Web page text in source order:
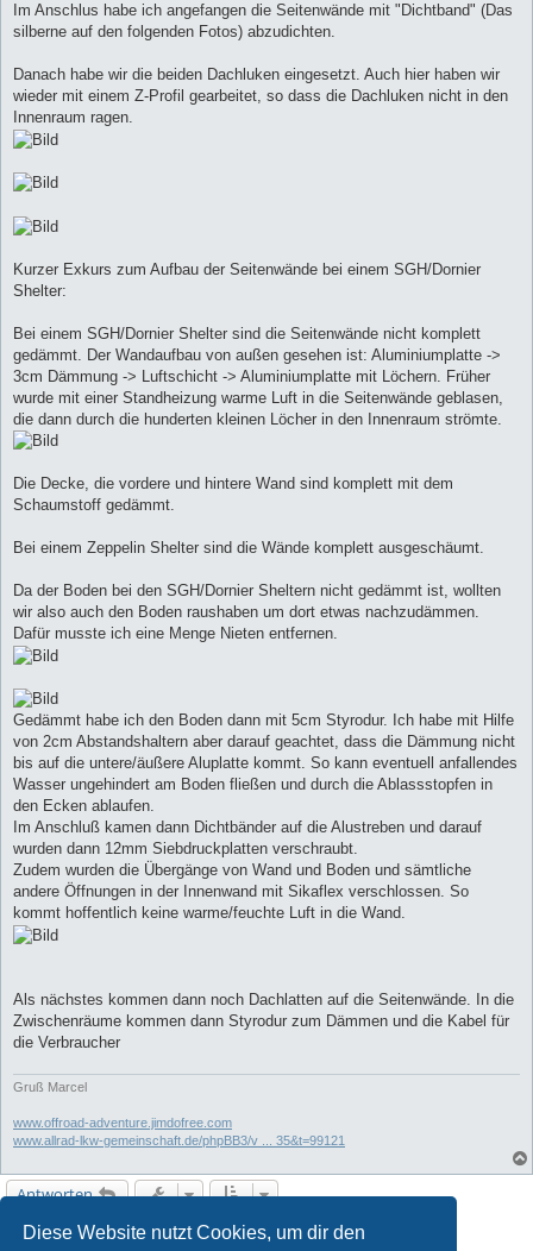
Diese Website nutzt Cookies, um dir den
Im Anschlus habe ich angefangen die Seitenwände mit "Dichtband" (Das
silberne auf den folgenden Fotos) abzudichten.
Danach habe wir die beiden Dachluken eingesetzt. Auch hier haben wir
wieder mit einem Z-Profil gearbeitet, so dass die Dachluken nicht in den
Innenraum ragen.
Kurzer Exkurs zum Aufbau der Seitenwände bei einem SGH/Dornier
Shelter:
Bei einem SGH/Dornier Shelter sind die Seitenwände nicht komplett
gedämmt. Der Wandaufbau von außen gesehen ist: Aluminiumplatte ->
3cm Dämmung -> Luftschicht -> Aluminiumplatte mit Löchern. Früher
wurde mit einer Standheizung warme Luft in die Seitenwände geblasen,
die dann durch die hunderten kleinen Löcher in den Innenraum strömte.
Die Decke, die vordere und hintere Wand sind komplett mit dem
Schaumstoff gedämmt.
Bei einem Zeppelin Shelter sind die Wände komplett ausgeschäumt.
Da der Boden bei den SGH/Dornier Sheltern nicht gedämmt ist, wollten
wir also auch den Boden raushaben um dort etwas nachzudämmen.
Dafür musste ich eine Menge Nieten entfernen.
Gedämmt habe ich den Boden dann mit 5cm Styrodur. Ich habe mit Hilfe
von 2cm Abstandshaltern aber darauf geachtet, dass die Dämmung nicht
bis auf die untere/äußere Aluplatte kommt. So kann eventuell anfallendes
Wasser ungehindert am Boden fließen und durch die Ablassstopfen in
den Ecken ablaufen.
Im Anschluß kamen dann Dichtbänder auf die Alustreben und darauf
wurden dann 12mm Siebdruckplatten verschraubt.
Zudem wurden die Übergänge von Wand und Boden und sämtliche
andere Öffnungen in der Innenwand mit Sikaflex verschlossen. So
kommt hoffentlich keine warme/feuchte Luft in die Wand.
Als nächstes kommen dann noch Dachlatten auf die Seitenwände. In die
Zwischenräume kommen dann Styrodur zum Dämmen und die Kabel für
die Verbraucher
Gruß Marcel
www.offroad-adventure.jimdofree.com
www.allrad-lkw-gemeinschaft.de/phpBB3/v ... 35&t=99121
Antworten
47 Beiträge Vorherige
1 2